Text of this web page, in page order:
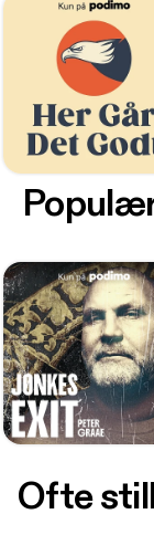
Ofte